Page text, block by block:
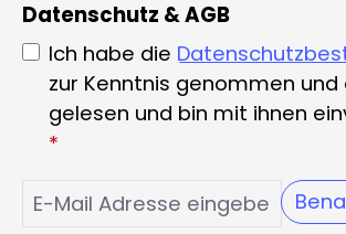
Datenschutz & AGB
Ich habe die
zur Kenntnis genommen und
gelesen und bin mit ihnen
*